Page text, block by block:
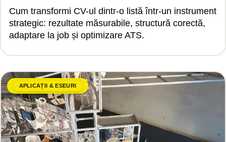
Cum transformi CV-ul dintr-o listă într-un instrument
strategic: rezultate măsurabile, structură corectă,
adaptare la job și optimizare ATS.
APLICAȚII & ESEURI